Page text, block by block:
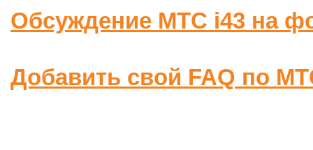
Обсуждение МТС i43 на
Добавить свой FAQ по